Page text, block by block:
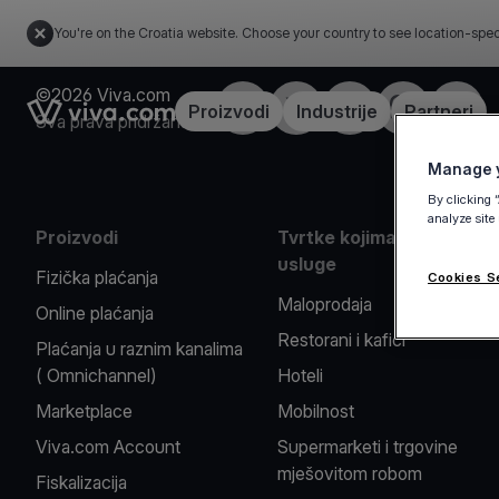
You're on the Croatia website. Choose your country to see location-
Link to the homepageProizvodi Industrije Partneri
©2026 Viva.com
Sva prava pridržana
Facebook LinkedInInstagram
Proizvodi
Fizička plaćanja
Online plaćanja
Plaćanja u raznim kanalima
( Omnichannel)
Marketplace
Viva.com Account
Fiskalizacija
Tvrtke kojima pružamo
usluge
Maloprodaja
Restorani i kafići
Hoteli
Mobilnost
Supermarketi i trgovine
mješovitom robom
Manage
By clicking
analyze
Cookies